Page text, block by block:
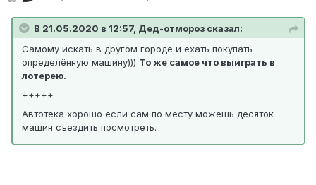
В 21.05.2020 в 12:57, Дед-отмороз сказал:
Самому искать в другом городе и ехать покупать
определённую машину))) То же самое что выиграть в
лотерею.
+++++
Автотека хорошо если сам по месту можешь десяток
машин съездить посмотреть.